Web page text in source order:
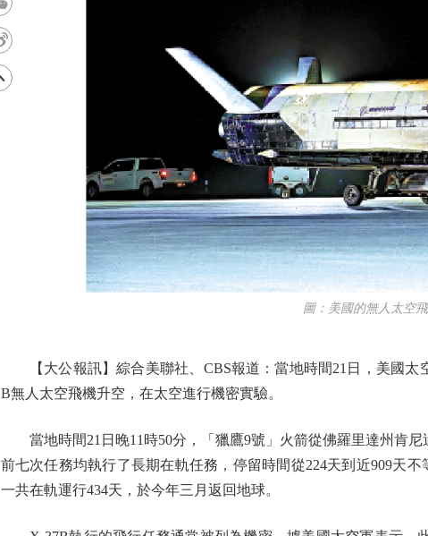
圖：美國的無人太空飛
【大公報訊】綜合美聯社、CBS報道：當地時間21日，美國太
B無人太空飛機升空，在太空進行機密實驗。
當地時間21日晚11時50分，「獵鷹9號」火箭從佛羅里達州肯尼
前七次任務均執行了長期在軌任務，停留時間從224天到近909天
一共在軌運行434天，於今年三月返回地球。